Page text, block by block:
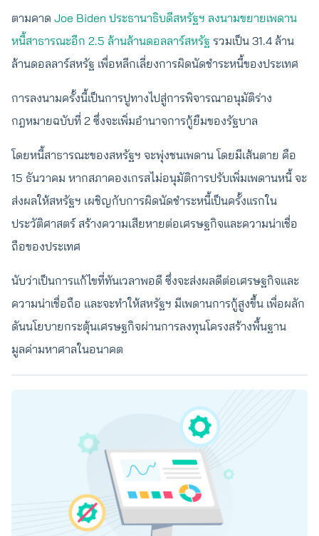
ตามคาด Joe Biden ประธานาธิบดีสหรัฐฯ ลงนามขยายเพดาน
หนี้สาธารณะอีก 2.5 ล้านล้านดอลลาร์สหรัฐ รวมเป็น 31.4 ล้าน
ล้านดอลลาร์สหรัฐ เพื่อหลีกเลี่ยงการผิดนัดชำระหนี้ของประเทศ
การลงนามครั้งนี้เป็นการปูทางไปสู่การพิจารณาอนุมัติร่าง
กฎหมายฉบับที่ 2 ซึ่งจะเพิ่มอำนาจการกู้ยืมของรัฐบาล
โดยหนี้สาธารณะของสหรัฐฯ จะพุ่งชนเพดาน โดยมีเส้นตาย คือ
15 ธันวาคม หากสภาคองเกรสไม่อนุมัติการปรับเพิ่มเพดานหนี้ จะ
ส่งผลให้สหรัฐฯ เผชิญกับการผิดนัดชำระหนี้เป็นครั้งแรกใน
ประวัติศาสตร์ สร้างความเสียหายต่อเศรษฐกิจและความน่าเชื่อ
ถือของประเทศ
นับว่าเป็นการแก้ไขที่ทันเวลาพอดี ซึ่งจะส่งผลดีต่อเศรษฐกิจและ
ความน่าเชื่อถือ และจะทำให้สหรัฐฯ มีเพดานการกู้สูงขึ้น เพื่อผลัก
ดันนโยบายกระตุ้นเศรษฐกิจผ่านการลงทุนโครงสร้างพื้นฐาน
มูลค่ามหาศาลในอนาคต